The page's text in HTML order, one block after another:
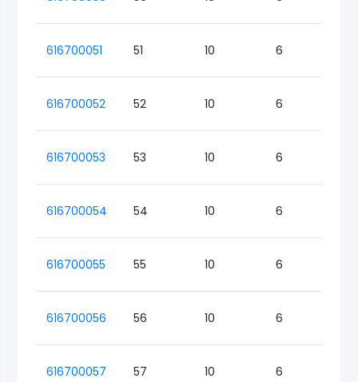
616700051 51 10 6
616700052 52 10 6
616700053 53 10 6
616700054 54 10 6
616700055 55 10 6
616700056 56 10 6
616700057 57 10 6